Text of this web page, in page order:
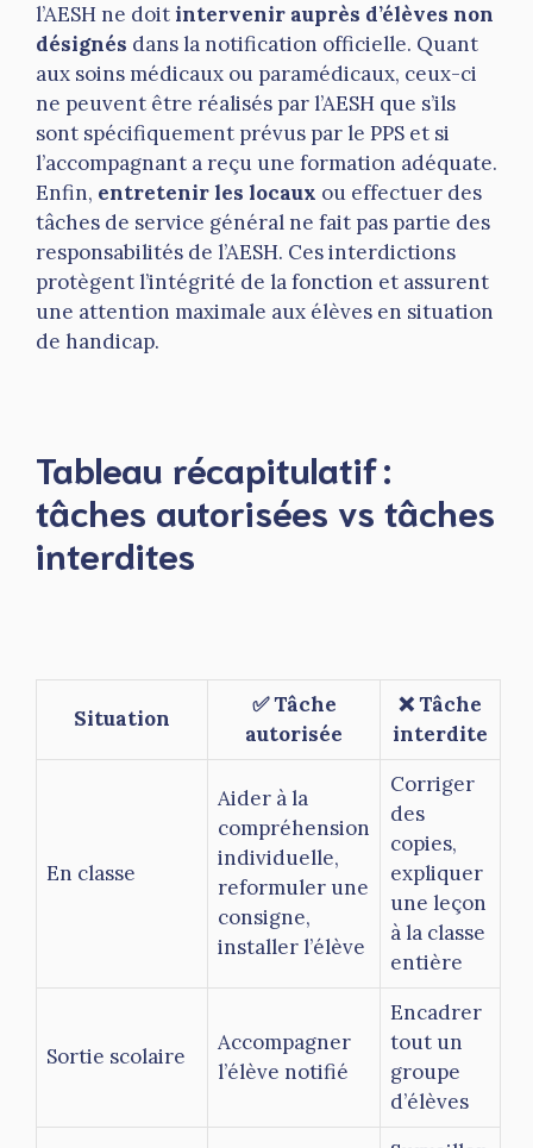
l’AESH ne doitintervenir auprès d’élèves non
désignés dans la notification officielle. Quant
aux soins médicaux ou paramédicaux, ceux-ci
ne peuvent être réalisés par l’AESH que s’ils
sont spécifiquement prévus par le PPS et si
l’accompagnant a reçu une formation adéquate.
Enfin, entretenir les locaux ou effectuer des
tâches de service général ne fait pas partie des
responsabilités de l’AESH. Ces interdictions
protègent l’intégrité de la fonction et assurent
une attention maximale aux élèves en situation
de handicap.
Tableau récapitulatif :
tâches autorisées vs tâches
interdites
Situation
✅ Tâche
autorisée
❌ Tâche
interdite
En classe
Aider à la
compréhension
individuelle,
reformuler une
consigne,
installer l’élève
Corriger
des
copies,
expliquer
une leçon
à la classe
entière
Sortie scolaire
Accompagner
l’élève notifié
Encadrer
tout un
groupe
d’élèves